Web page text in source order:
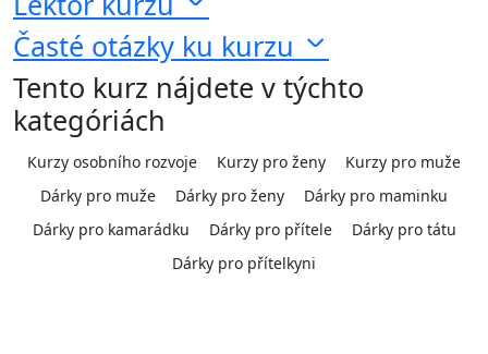
Časté otázky ku kurzu
Tento kurz nájdete v týchto
kategóriách
Kurzy osobního rozvoje Kurzy pro ženy
Kurzy pro muže
Dárky pro muže
Dárky pro ženy
Dárky pro maminku
Dárky pro kamarádku
Dárky pro přítele
Dárky pro tátu
Dárky pro přítelkyni